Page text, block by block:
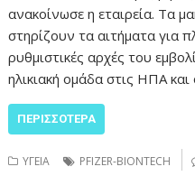
ανακοίνωσε η εταιρεία. Τα
στηρίζουν τα αιτήματα για
ρυθμιστικές αρχές του
ηλικιακή ομάδα στις ΗΠΑ
ΠΕΡΙΣΣΌΤΕΡΑ
ΥΓΕΙΑ PFIZER-BIONTECH